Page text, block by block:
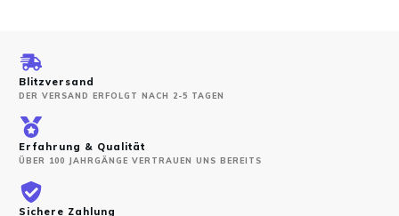
Blitzversand
DER VERSAND ERFOLGT NACH 2-5 TAGEN
Erfahrung & Qualität
ÜBER 100 JAHRGÄNGE VERTRAUEN UNS BEREITS
Sichere Zahlung